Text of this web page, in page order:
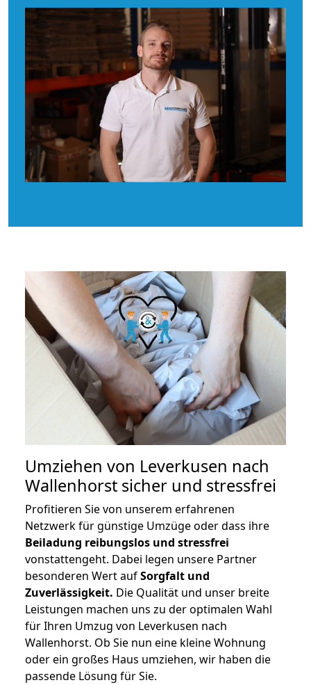
Umziehen von Leverkusen nach
Wallenhorst sicher und stressfrei
Profitieren Sie von unserem erfahrenen
Netzwerk für günstige Umzüge oder dass ihre
Beiladung reibungslos und stressfrei
vonstattengeht. Dabei legen unsere Partner
besonderen Wert aufSorgfalt und
Zuverlässigkeit. Die Qualität und unser breite
Leistungen machen uns zu der optimalen Wahl
für Ihren Umzug von Leverkusen nach
Wallenhorst. Ob Sie nun eine kleine Wohnung
oder ein großes Haus umziehen, wir haben die
passende Lösung für Sie.